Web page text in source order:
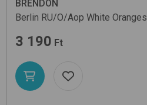
BRENDON
Berlin RU/O/Aop White Oranges
3 190 Ft